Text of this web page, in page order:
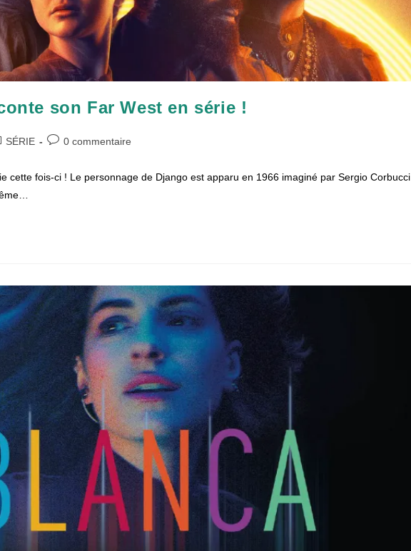
son Far West en série !
SÉRIE
Commentaires
publication :
0 commentaire
cette fois-ci ! Le personnage de Django est apparu en 1966 imaginé par Sergio Corbucci